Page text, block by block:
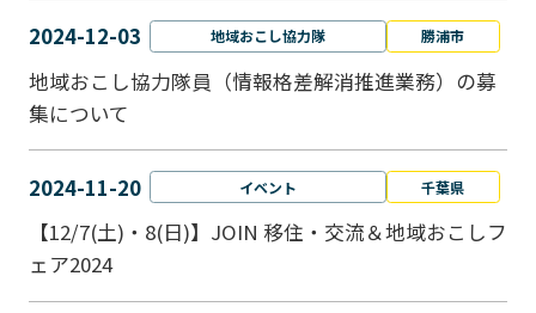
2024-12-03 地域おこし協力隊 勝浦市
地域おこし協力隊員（情報格差解消推進業務）の募
集について
2024-11-20 イベント 千葉県
【12/7(土)・8(日)】JOIN 移住・交流＆地域おこしフ
ェア2024